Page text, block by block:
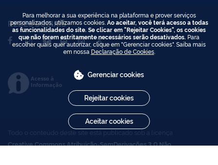
REDES SOCIAIS
Acesso à
Informação
Todo o conteúdo deste site está publicado sob a licença
Creative Commons Atribuição-SemDerivações 3.0 Não
Para melhorar a sua experiência na plataforma e prover serviços
personalizados, utilizamos cookies. Ao aceitar, você terá acesso a todas
as funcionalidades do site. Se clicar em "Rejeitar Cookies", os cookies
que não forem estritamente necessários serão desativados. Para
escolher quais quer autorizar, clique em "Gerenciar cookies". Saiba mais
em nossa Declaração de Cookies.
Gerenciar cookies
Rejeitar cookies
Aceitar cookies